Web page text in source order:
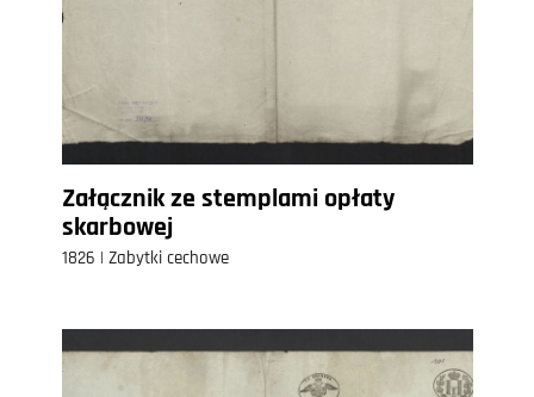
Załącznik ze stemplami opłaty
skarbowej
1826 | Zabytki cechowe